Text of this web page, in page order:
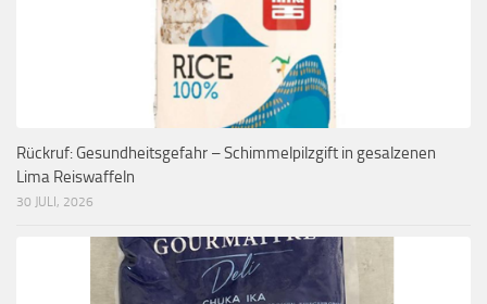
Rückruf: Gesundheitsgefahr – Schimmelpilzgift in gesalzenen
Lima Reiswaffeln
30 JULI, 2026